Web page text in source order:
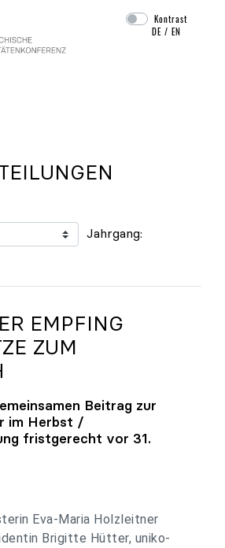
Navigation überspringen
Kontrast
DE /EN
Jahrgang:
EMPFING
ZUM
Beitrag zur
im Herbst /
fristgerecht vor 31.
Eva-Maria Holzleitner
Brigitte Hütter, uniko-